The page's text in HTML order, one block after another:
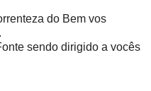
do Bem vos
sendo dirigido a vocês